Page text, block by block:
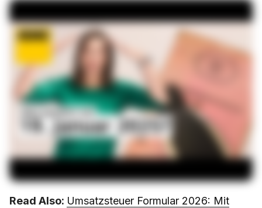
Read Also: Umsatzsteuer Formular 2026: Mit